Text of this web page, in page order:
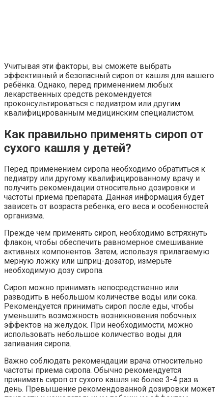
Учитывая эти факторы, вы сможете выбрать
эффективный и безопасный сироп от кашля для вашего
ребёнка. Однако, перед применением любых
лекарственных средств рекомендуется
проконсультироваться с педиатром или другим
квалифицированным медицинским специалистом.
Как правильно применять сироп от
сухого кашля у детей?
Перед применением сиропа необходимо обратиться к
педиатру или другому квалифицированному врачу и
получить рекомендации относительно дозировки и
частоты приема препарата. Данная информация будет
зависеть от возраста ребенка, его веса и особенностей
организма.
Прежде чем применять сироп, необходимо встряхнуть
флакон, чтобы обеспечить равномерное смешивание
активных компонентов. Затем, используя прилагаемую
мерную ложку или шприц-дозатор, измерьте
необходимую дозу сиропа.
Сироп можно принимать непосредственно или
разводить в небольшом количестве воды или сока.
Рекомендуется принимать сироп после еды, чтобы
уменьшить возможность возникновения побочных
эффектов на желудок. При необходимости, можно
использовать небольшое количество воды для
запивания сиропа.
Важно соблюдать рекомендации врача относительно
частоты приема сиропа. Обычно рекомендуется
принимать сироп от сухого кашля не более 3-4 раз в
день. Превышение рекомендованной дозировки может